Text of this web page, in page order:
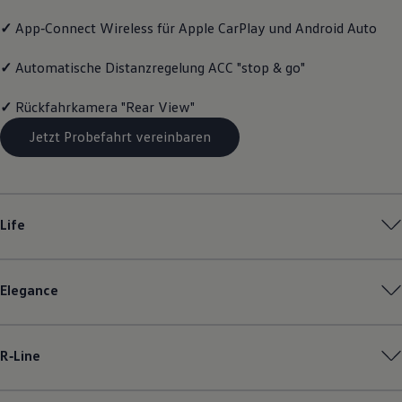
Lifestyle
Familie
Elektromobilität
Pannen- und Unfallhilfe
Volkswagen Kundenbetreuung
✓ App‑Connect Wireless für Apple CarPlay und Android Auto
✓ Automatische Distanzregelung ACC "stop & go"
✓ Rückfahrkamera "Rear View"
Jetzt Probefahrt vereinbaren
Life
Elegance
R‑Line